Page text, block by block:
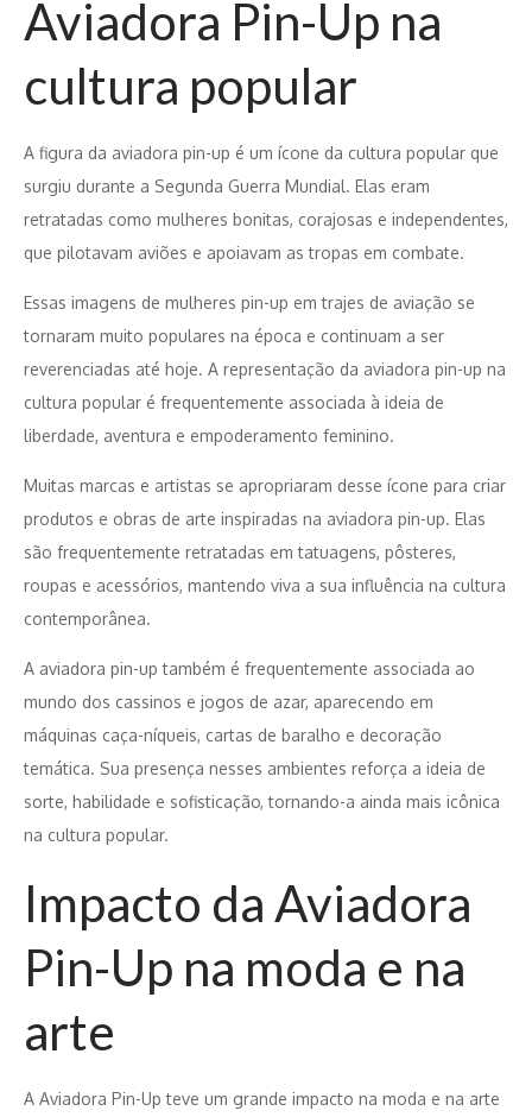
Aviadora Pin-Up na
cultura popular
A figura da aviadora pin-up é um ícone da cultura popular que
surgiu durante a Segunda Guerra Mundial. Elas eram
retratadas como mulheres bonitas, corajosas e independentes,
que pilotavam aviões e apoiavam as tropas em combate.
Essas imagens de mulheres pin-up em trajes de aviação se
tornaram muito populares na época e continuam a ser
reverenciadas até hoje. A representação da aviadora pin-up na
cultura popular é frequentemente associada à ideia de
liberdade, aventura e empoderamento feminino.
Muitas marcas e artistas se apropriaram desse ícone para criar
produtos e obras de arte inspiradas na aviadora pin-up. Elas
são frequentemente retratadas em tatuagens, pôsteres,
roupas e acessórios, mantendo viva a sua influência na cultura
contemporânea.
A aviadora pin-up também é frequentemente associada ao
mundo dos cassinos e jogos de azar, aparecendo em
máquinas caça-níqueis, cartas de baralho e decoração
temática. Sua presença nesses ambientes reforça a ideia de
sorte, habilidade e sofisticação, tornando-a ainda mais icônica
na cultura popular.
Impacto da Aviadora
Pin-Up na moda e na
arte
A Aviadora Pin-Up teve um grande impacto na moda e na arte